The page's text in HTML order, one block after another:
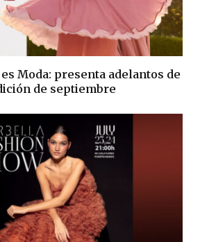
Moda: presenta adelantos de
de septiembre